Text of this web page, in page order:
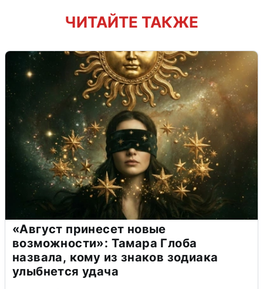
ЧИТАЙТЕ ТАКЖЕ
«Август принесет новые
возможности»: Тамара Глоба
назвала, кому из знаков зодиака
улыбнется удача